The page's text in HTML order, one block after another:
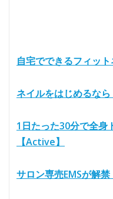
自宅でできるフィッ
ネイルをはじめるな
1日たった30分で全身
【Active】
サロン専売EMSが解禁